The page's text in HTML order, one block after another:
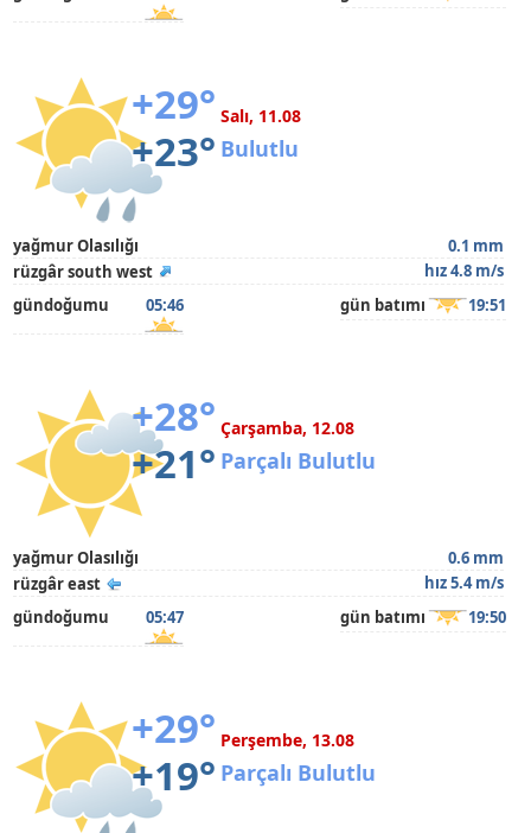
+29°
+23°
Salı, 11.08
Bulutlu
yağmur Olasılığı
0.1 mm
rüzgâr south west
hız 4.8 m/s
gündoğumu
05:46 gün batımı 19:51
+28°
+21°
Çarşamba, 12.08
Parçalı Bulutlu
yağmur Olasılığı
0.6 mm
rüzgâr east
hız 5.4 m/s
gündoğumu
05:47 gün batımı 19:50
+29°
+19°
Perşembe, 13.08
Parçalı Bulutlu